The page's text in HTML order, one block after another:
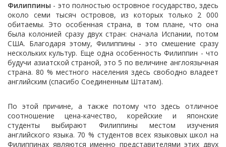
Филиппины - это полностью островное государство, здесь
около семи тысяч островов, из которых только 2 000
обитаемы. Это особенная страна, в том плане, что она
была колонией сразу двух стран: сначала Испании, потом
США. Благодаря этому, Филиппины - это смешение сразу
нескольких культур. Еще одна особенность Филиппин - что
будучи азиатской страной, это 5 по величине англоязычная
страна. 80 % местного населения здесь свободно владеет
английским (спасибо Соединенным Штатам).
По этой причине, а также потому что здесь отличное
соотношение цена-качество, корейские и японские
студенты выбирают Филиппины местом изучения
английского языка. 70 % студентов всех языковых школ на
Филиппинах являются именно представителями этих двух